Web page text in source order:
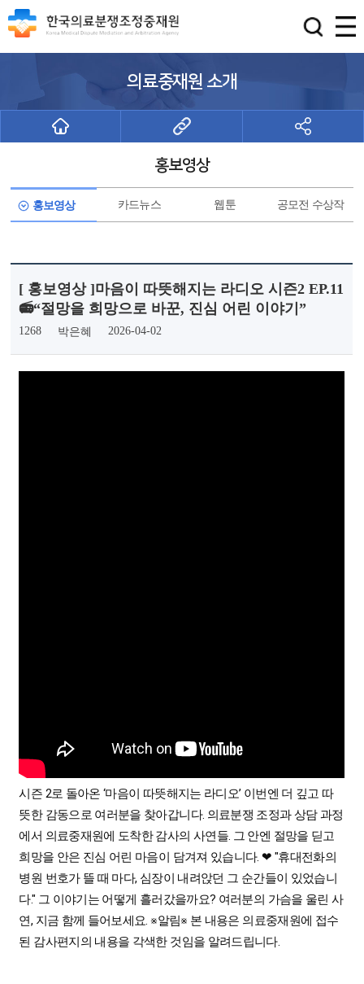
의료중재원 소개
홍보영상
홍보영상 카드뉴스 웹툰 공모전 수상작
[ 홍보영상 ]마음이 따뜻해지는 라디오 시즌2 EP.11
📻“절망을 희망으로 바꾼, 진심 어린 이야기”
1268 박은혜 2026-04-02
시즌 2로 돌아온 ‘마음이 따뜻해지는 라디오’ 이번엔 더 깊고 따
뜻한 감동으로 여러분을 찾아갑니다. 의료분쟁 조정과 상담 과정
에서 의료중재원에 도착한 감사의 사연들. 그 안엔 절망을 딛고
희망을 안은 진심 어린 마음이 담겨져 있습니다. ❤ "휴대전화의
병원 번호가 뜰 때 마다, 심장이 내려앉던 그 순간들이 있었습니
다." 그 이야기는 어떻게 흘러갔을까요? 여러분의 가슴을 울린 사
연, 지금 함께 들어보세요. ※알림※ 본 내용은 의료중재원에 접수
된 감사편지의 내용을 각색한 것임을 알려드립니다.